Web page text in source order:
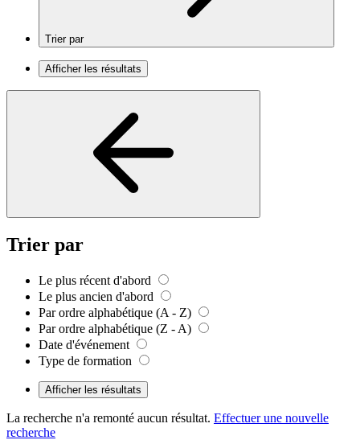
Trier par
Afficher les résultats
Trier par
Le plus récent d'abord
Le plus ancien d'abord
Par ordre alphabétique (A - Z)
Par ordre alphabétique (Z - A)
Date d'événement
Type de formation
Afficher les résultats
La recherche n'a remonté aucun résultat. Effectuer une nouvelle
recherche